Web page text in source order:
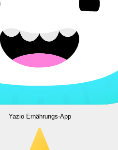
Yazio Ernährungs-App